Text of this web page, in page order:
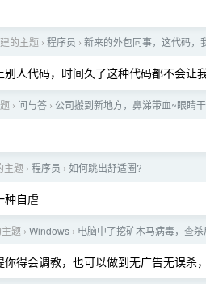
的主题 › 程序员 › 新来的外包同事，这代码，
人代码，时间久了这种代码都不会让
› 问与答 › 公司搬到新地方，鼻涕带血~眼睛
主题 › 程序员 › 如何跳出舒适圈?
种自虐
题 › Windows › 电脑中了挖矿木马病毒，查
得会调教，也可以做到无广告无误杀